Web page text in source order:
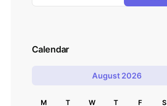
Calendar
August 2026
M T W T F S